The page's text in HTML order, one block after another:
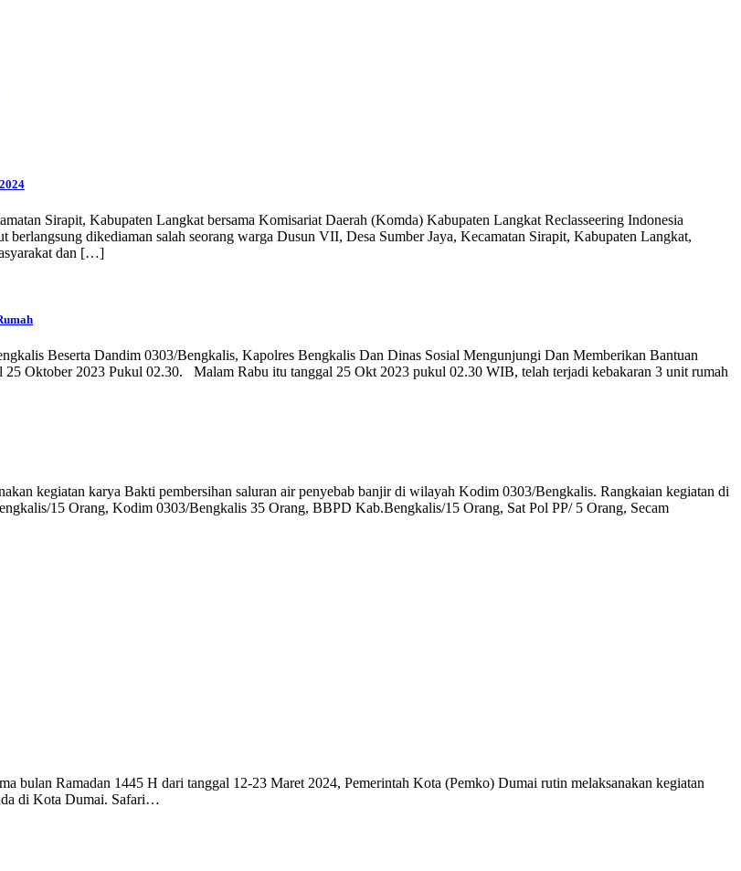
Sirapit, Kabupaten Langkat bersama Komisariat Daerah (Komda) Kabupaten Langkat Reclasseering Indonesia
dikediaman salah seorang warga Dusun VII, Desa Sumber Jaya, Kecamatan Sirapit, Kabupaten Langkat,
dan […]
Beserta Dandim 0303/Bengkalis, Kapolres Bengkalis Dan Dinas Sosial Mengunjungi Dan Memberikan Bantuan
25 Oktober 2023 Pukul 02.30. Malam Rabu itu tanggal 25 Okt 2023 pukul 02.30 WIB, telah terjadi kebakaran 3 unit rumah
kegiatan karya Bakti pembersihan saluran air penyebab banjir di wilayah Kodim 0303/Bengkalis. Rangkaian kegiatan di
15 Orang, Kodim 0303/Bengkalis 35 Orang, BBPD Kab.Bengkalis/15 Orang, Sat Pol PP/ 5 Orang, Secam
Ramadan 1445 H dari tanggal 12-23 Maret 2024, Pemerintah Kota (Pemko) Dumai rutin melaksanakan kegiatan
di Kota Dumai. Safari…